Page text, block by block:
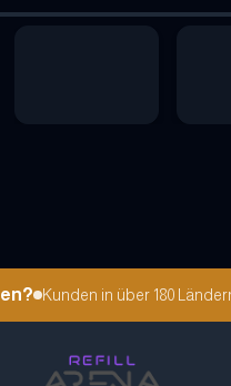
Kunden in über 180 Ländern